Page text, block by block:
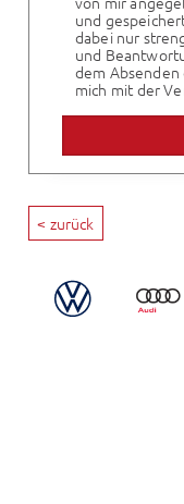
und
dabei nur
und
dem
mich mit der
< zurück